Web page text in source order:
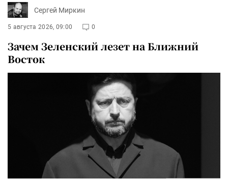
Сергей Миркин
5 августа 2026, 09:00 0
Зачем Зеленский лезет на Ближний
Восток